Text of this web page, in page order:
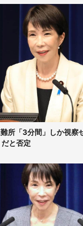
所「3分間」しか視察
と否定